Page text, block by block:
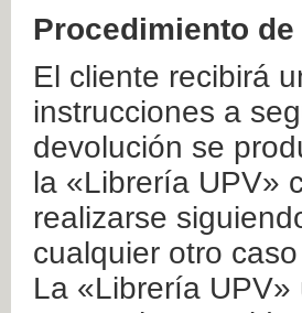
Procedimiento
El cliente recibirá
instrucciones a
devolución se
la «Librería UPV»
realizarse
cualquier otro
La «Librería